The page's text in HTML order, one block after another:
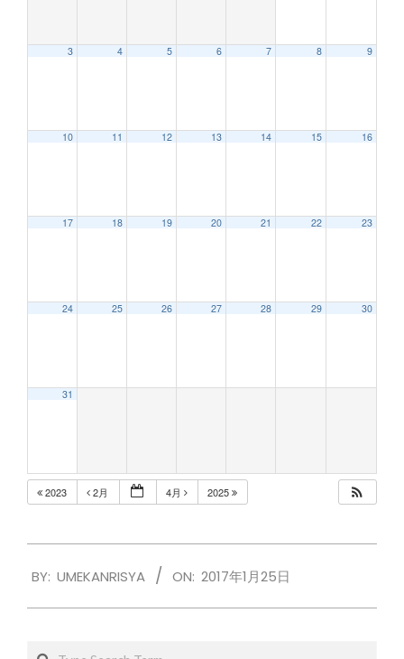
3 4 5 6 7 8 9
10 11 12 13 14 15 16
17 18 19 20 21 22 23
24 25 26 27 28 29 30
31
2023 2月 4月 2025
01-
BY: UMEKANRISYA ON: 2017年1月25日
Search